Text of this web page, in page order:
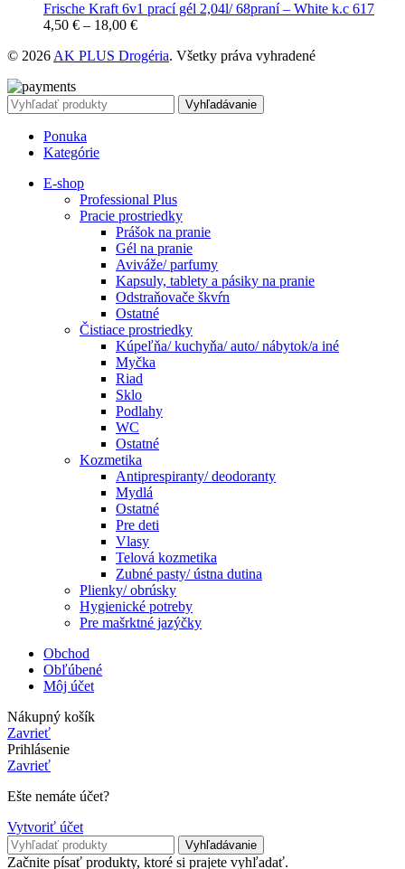
Frische Kraft 6v1 prací gél 2,04l/ 68praní – White k.c 617
4,50 € – 18,00 €
© 2026AK PLUS Drogéria. Všetky práva vyhradené
Vyhľadávanie
Ponuka
Kategórie
E-shop
Professional Plus
Pracie prostriedky
Prášok na pranie
Gél na pranie
Aviváže/ parfumy
Kapsuly, tablety a pásiky na pranie
Odstraňovače škvŕn
Ostatné
Čistiace prostriedky
Kúpeľňa/ kuchyňa/ auto/ nábytok/a iné
Myčka
Riad
Sklo
Podlahy
WC
Ostatné
Kozmetika
Antiprespiranty/ deodoranty
Mydlá
Ostatné
Pre deti
Vlasy
Telová kozmetika
Zubné pasty/ ústna dutina
Plienky/ obrúsky
Hygienické potreby
Pre mašrktné jazýčky
Obchod
Obľúbené
Môj účet
Nákupný košík
Zavrieť
Prihlásenie
Zavrieť
Ešte nemáte účet?
Vytvoriť účet
Vyhľadávanie
Začnite písať produkty, ktoré si prajete vyhľadať.